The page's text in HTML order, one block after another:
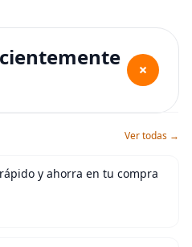
+
Ver todas →
y ahorra en tu compra